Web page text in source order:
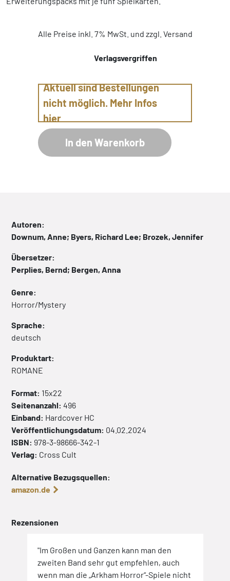
Alle Preise inkl. 7% MwSt. und zzgl. Versand
Verlagsvergriffen
Aktuell sind Bestellungen
nicht möglich. Mehr Infos
hier
In den Warenkorb
Autoren:
Downum, Anne; Byers, Richard Lee; Brozek, Jennifer
Übersetzer:
Perplies, Bernd; Bergen, Anna
Genre:
Horror/Mystery
Sprache:
deutsch
Produktart:
ROMANE
Format: 15x22
Seitenanzahl: 496
Einband: Hardcover HC
Veröffentlichungsdatum: 04.02.2024
ISBN: 978-3-98666-342-1
Verlag: Cross Cult
Alternative Bezugsquellen:
amazon.de
Rezensionen
"Im Großen und Ganzen kann man den
zweiten Band sehr gut empfehlen, auch
wenn man die „Arkham Horror“-Spiele nicht